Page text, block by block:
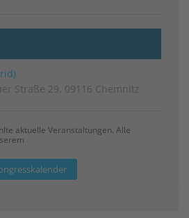
Straße 29, 09116 Chemnitz
aktuelle Veranstaltungen. Alle